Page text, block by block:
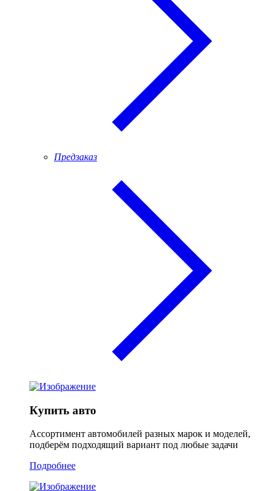
Предзаказ
Купить авто
Ассортимент автомобилей разных марок и моделей,
подберём подходящий вариант под любые задачи
Подробнее